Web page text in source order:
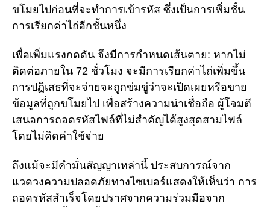
ขโมยไปก่อนที่จะทำการเข้ารหัส ซึ่งเป็นการเพิ่มชั้น
การเรียกค่าไถ่อีกชั้นหนึ่ง
เพื่อเพิ่มแรงกดดัน จึงมีการกำหนดเส้นตาย: หากไม่
ติดต่อภายใน 72 ชั่วโมง จะมีการเรียกค่าไถ่เพิ่มขึ้น
การปฏิเสธที่จะจ่ายจะถูกข่มขู่ว่าจะเปิดเผยหรือขาย
ข้อมูลที่ถูกขโมยไป เพื่อสร้างความน่าเชื่อถือ ผู้โจมตี
เสนอการถอดรหัสไฟล์ที่ไม่สำคัญได้สูงสุดสามไฟล์
โดยไม่คิดค่าใช้จ่าย
ถึงแม้จะมีคำมั่นสัญญาเหล่านี้ ประสบการณ์จาก
แวดวงความปลอดภัยทางไซเบอร์แสดงให้เห็นว่า การ
ถอดรหัสสำเร็จโดยปราศจากความร่วมมือจาก